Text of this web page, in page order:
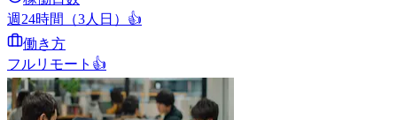
週24時間（3人日） 👍
働き方
フルリモート 👍